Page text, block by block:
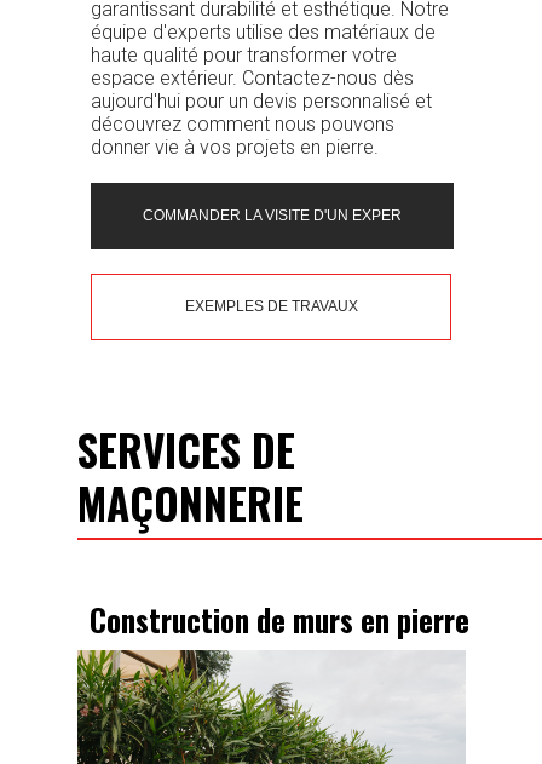
garantissant durabilité et esthétique. Notre
équipe d'experts utilise des matériaux de
haute qualité pour transformer votre
espace extérieur. Contactez-nous dès
aujourd'hui pour un devis personnalisé et
découvrez comment nous pouvons
donner vie à vos projets en pierre.
COMMANDER LA VISITE D'UN EXPER
EXEMPLES DE TRAVAUX
SERVICES DE
MAÇONNERIE
Construction de murs en pierre